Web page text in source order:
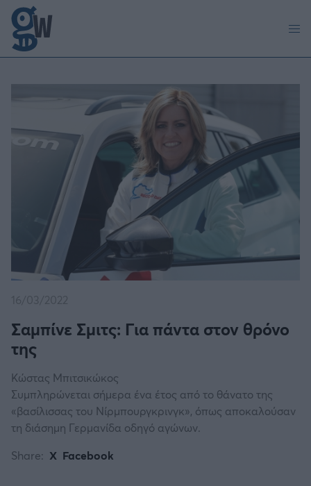
Παράκαμψη προς το κυρίως περιεχόμενο
Σαμπίνε Σμιτς: Για πάντα στον θρόνο
της
Κώστας Μπιτσικώκος
Συμπληρώνεται σήμερα ένα έτος από το θάνατο της
«βασίλισσας του Νίρμπουργκρινγκ», όπως αποκαλούσαν
τη διάσημη Γερμανίδα οδηγό αγώνων.
Share: X Facebook